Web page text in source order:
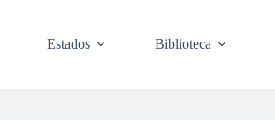
Estados Biblioteca